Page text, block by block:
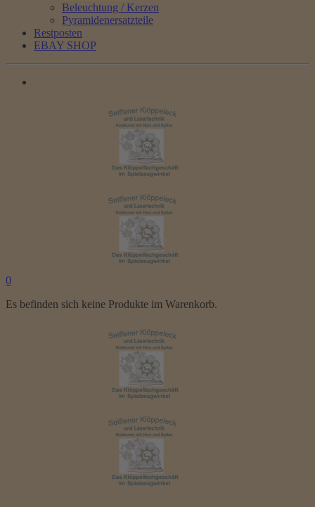
Beleuchtung / Kerzen
Pyramidenersatzteile
Restposten
EBAY SHOP
0
Es befinden sich keine Produkte im Warenkorb.